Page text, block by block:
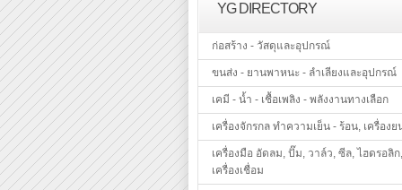
YG DIRECTORY
ก่อสร้าง - วัสดุและอุปกรณ์
ขนส่ง - ยานพาหนะ - ลำเลียงและอุปกรณ์
เคมี - น้ำ - เชื้อเพลิง - พลังงานทางเลือก
เครื่องจักรกล ทำความเย็น - ร้อน, เครื่องย
เครื่องมือ อัดลม, ปั๊ม, วาล์ว, ซีล, ไฮดรอลิก,
เครื่องเชื่อม